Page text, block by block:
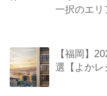
一択のエリ
【福岡】
選【よかレ